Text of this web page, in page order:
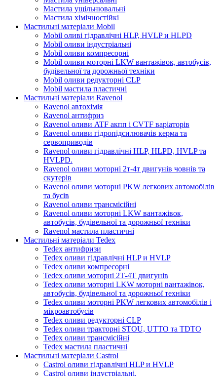
Мастила ущільнювальні
Мастила хімічностійкі
Мастильні матеріали Mobil
Mobil оливі гідравлічні HLP, HVLP и HLPD
Mobil оливи індустріальні
Mobil оливи компресорні
Mobil оливи моторні LKW вантажівок, автобусів,
будівельної та дорожньої техніки
Mobil оливи редукторні CLP
Mobil мастила пластичні
Мастильні матеріали Ravenol
Ravenol автохімія
Ravenol антифриз
Ravenol оливи ATF акпп і CVTF варіаторів
Ravenol оливи гідропідсилювачів керма та
сервоприводів
Ravenol оливи гідравлічні HLP, HLPD, HVLP та
HVLPD.
Ravenol оливи моторні 2т-4т двигунів човнів та
скутерів
Ravenol оливи моторні PKW легкових автомобілів
та бусів
Ravenol оливи трансмісійні
Ravenol оливи моторні LKW вантажівок,
автобусів, будівельної та дорожньої техніки
Ravenol мастила пластичні
Мастильні матеріали Tedex
Tedex антифризи
Tedex оливи гідравлічні HLP и HVLP
Tedex оливи компресорні
Tedex оливи моторні 2Т-4Т двигунів
Tedex оливи моторні LKW моторні вантажівок,
автобусів, будівельної та дорожньої техніки
Tedex оливи моторні PKW легкових автомобілів і
мікроавтобусів
Tedex оливи редукторні CLP
Tedex оливи тракторні STOU, UTTO та TDTO
Tedex оливи трансмісійні
Tedex мастила пластичні
Мастильні матеріали Castrol
Castrol оливи гідравлічні HLP и HVLP
Castrol оливи індустріальні.